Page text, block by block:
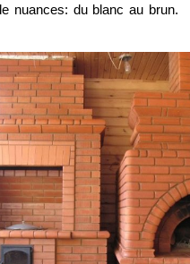
nuances: du blanc au brun.